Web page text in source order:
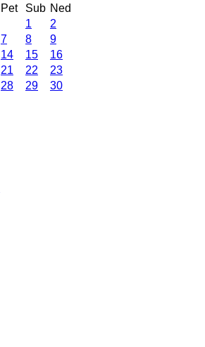
Pet Sub Ned
1
2
7 8
9
14 15
16
21 22
23
28 29
30